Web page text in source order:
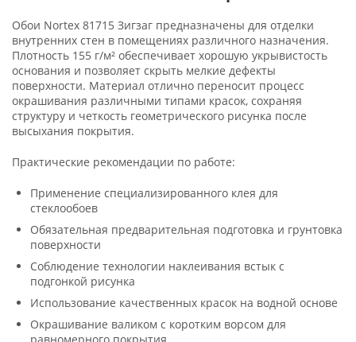
Обои Nortex 81715 Зигзаг предназначены для отделки
внутренних стен в помещениях различного назначения.
Плотность 155 г/м² обеспечивает хорошую укрывистость
основания и позволяет скрыть мелкие дефекты
поверхности. Материал отлично переносит процесс
окрашивания различными типами красок, сохраняя
структуру и четкость геометрического рисунка после
высыхания покрытия.
Практические рекомендации по работе:
Применение специализированного клея для
стеклообоев
Обязательная предварительная подготовка и грунтовка
поверхности
Соблюдение технологии наклеивания встык с
подгонкой рисунка
Использование качественных красок на водной основе
Окрашивание валиком с коротким ворсом для